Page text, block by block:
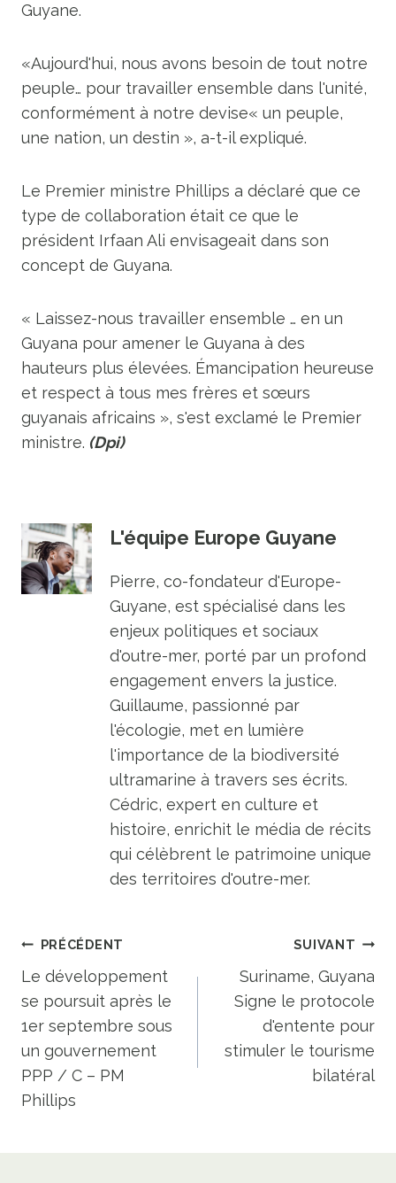
Guyane.
«Aujourd'hui, nous avons besoin de tout notre
peuple… pour travailler ensemble dans l'unité,
conformément à notre devise« un peuple,
une nation, un destin », a-t-il expliqué.
Le Premier ministre Phillips a déclaré que ce
type de collaboration était ce que le
président Irfaan Ali envisageait dans son
concept de Guyana.
« Laissez-nous travailler ensemble … en un
Guyana pour amener le Guyana à des
hauteurs plus élevées. Émancipation heureuse
et respect à tous mes frères et sœurs
guyanais africains », s'est exclamé le Premier
ministre. (Dpi)
L'équipe Europe Guyane
Pierre, co-fondateur d'Europe-
Guyane, est spécialisé dans les
enjeux politiques et sociaux
d'outre-mer, porté par un profond
engagement envers la justice.
Guillaume, passionné par
l'écologie, met en lumière
l'importance de la biodiversité
ultramarine à travers ses écrits.
Cédric, expert en culture et
histoire, enrichit le média de récits
qui célèbrent le patrimoine unique
des territoires d'outre-mer.
Navigation
de
l’article
PRÉCÉDENT
Le développement
se poursuit après le
1er septembre sous
un gouvernement
PPP / C – PM
Phillips
SUIVANT
Suriname, Guyana
Signe le protocole
d'entente pour
stimuler le tourisme
bilatéral